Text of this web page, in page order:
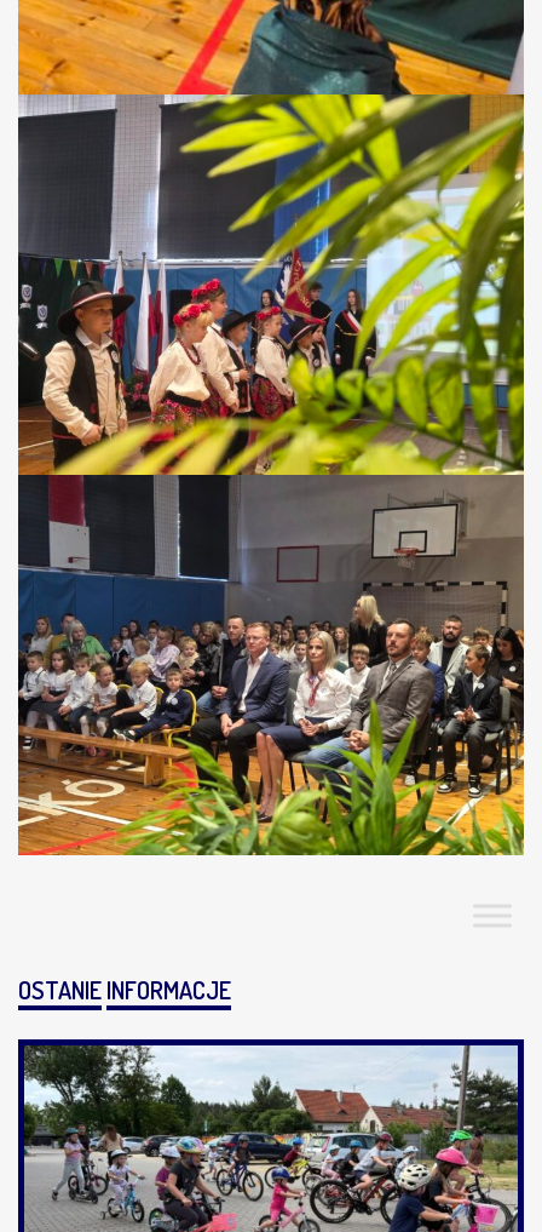
OSTANIEINFORMACJE